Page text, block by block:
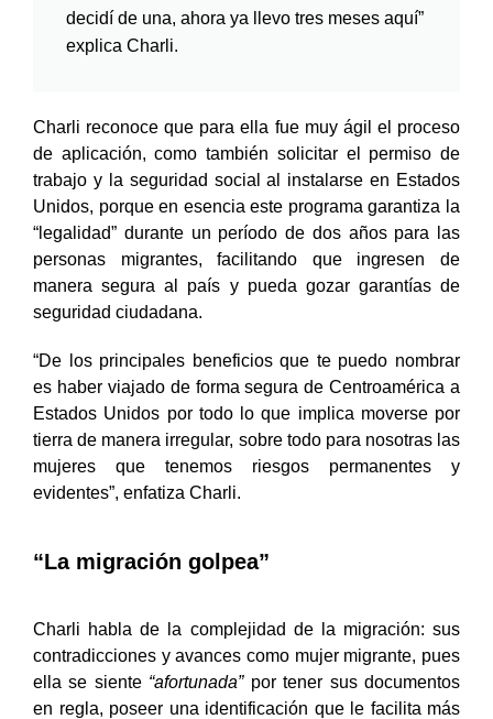
decidí de una, ahora ya llevo tres meses aquí”
explica Charli.
Charli reconoce que para ella fue muy ágil el proceso
de aplicación, como también solicitar el permiso de
trabajo y la seguridad social al instalarse en Estados
Unidos, porque en esencia este programa garantiza la
“legalidad” durante un período de dos años para las
personas migrantes, facilitando que ingresen de
manera segura al país y pueda gozar garantías de
seguridad ciudadana.
“De los principales beneficios que te puedo nombrar
es haber viajado de forma segura de Centroamérica a
Estados Unidos por todo lo que implica moverse por
tierra de manera irregular, sobre todo para nosotras las
mujeres que tenemos riesgos permanentes y
evidentes”, enfatiza Charli.
“La migración golpea”
Charli habla de la complejidad de la migración: sus
contradicciones y avances como mujer migrante, pues
ella se siente“afortunada” por tener sus documentos
en regla, poseer una identificación que le facilita más